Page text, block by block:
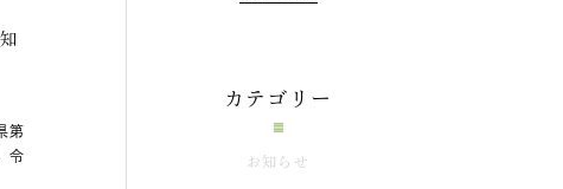
第
令
カテゴリー
お知らせ